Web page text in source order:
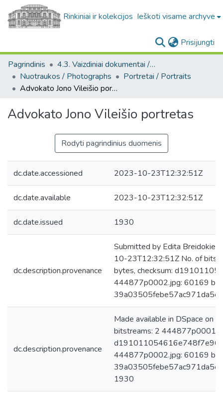
Rinkiniai ir kolekcijos Ieškoti visame archyve
Prisijungti
Pagrindinis
4.3. Vaizdiniai dokumentai / Visual documents
Nuotraukos / Photographs
Portretai / Portraits
Advokato Jono Vileišio portretas
Advokato Jono Vileišio portretas
Rodyti pagrindinius duomenis
dc.date.accessioned 2023-10-23T12:32:51Z
dc.date.available 2023-10-23T12:32:51Z
dc.date.issued 1930
dc.description.provenance
Submitted by Edita
10-23T12:32:51Z No. of
bytes, checksum:
444877p0002.jpg: 60169
dc.description.provenance
Made available in DSpace on
bitstreams: 2
444877p0002.jpg: 60169
1930